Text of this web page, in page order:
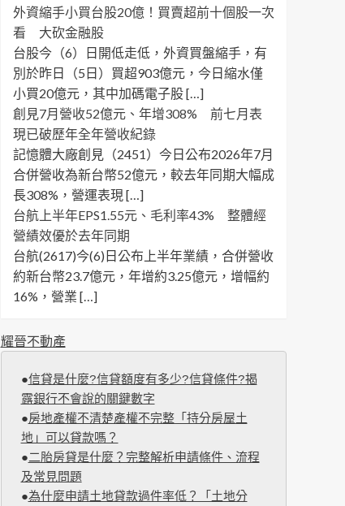
外資縮手小買台股20億！買賣超前十個股一次
看 大砍金融股
台股今（6）日開低走低，外資買盤縮手，有
別於昨日（5日）買超903億元，今日縮水僅
小買20億元，其中加碼電子股 […]
創見7月營收52億元、年增308% 前七月表
現已破歷年全年營收紀錄
記憶體大廠創見（2451）今日公布2026年7月
合併營收為新台幣52億元，較去年同期大幅成
長308%，營運表現 […]
台航上半年EPS1.55元、毛利率43% 整體經
營績效優於去年同期
台航(2617)今(6)日公布上半年業績，合併營收
約新台幣23.7億元，年增約3.25億元，增幅約
16%，營業 […]
耀晉不動產
●信貸是什麼?信貸額度有多少?信貸條件?揭
露銀行不會說的關鍵數字
●房地產權不清楚產權不完整「持分房屋土
地」可以貸款嗎？
●二胎房貸是什麼？完整解析申請條件、流程
及常見問題
●為什麼申請土地貸款過件率低？「土地分